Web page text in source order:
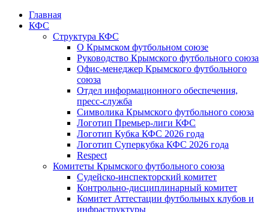
Главная
КФС
Структура КФС
О Крымском футбольном союзе
Руководство Крымского футбольного союза
Офис-менеджер Крымского футбольного
союза
Отдел информационного обеспечения,
пресс-служба
Символика Крымского футбольного союза
Логотип Премьер-лиги КФС
Логотип Кубка КФС 2026 года
Логотип Суперкубка КФС 2026 года
Respect
Комитеты Крымского футбольного союза
Судейско-инспекторский комитет
Контрольно-дисциплинарный комитет
Комитет Аттестации футбольных клубов и
инфраструктуры